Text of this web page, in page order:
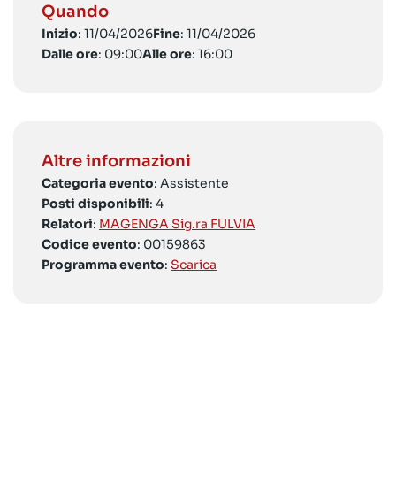
Quando
Inizio: 11/04/2026Fine: 11/04/2026
Dalle ore: 09:00Alle ore: 16:00
Altre informazioni
Categoria evento: Assistente
Posti disponibili: 4
Relatori: MAGENGA Sig.ra FULVIA
Codice evento: 00159863
Programma evento: Scarica